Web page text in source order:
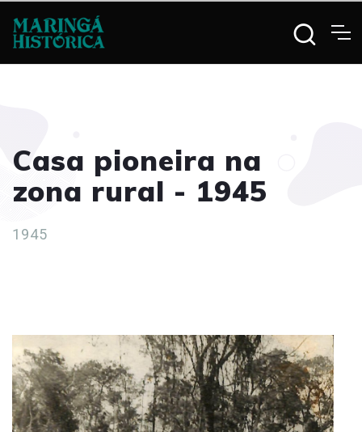
Casa pioneira na
zona rural - 1945
1945